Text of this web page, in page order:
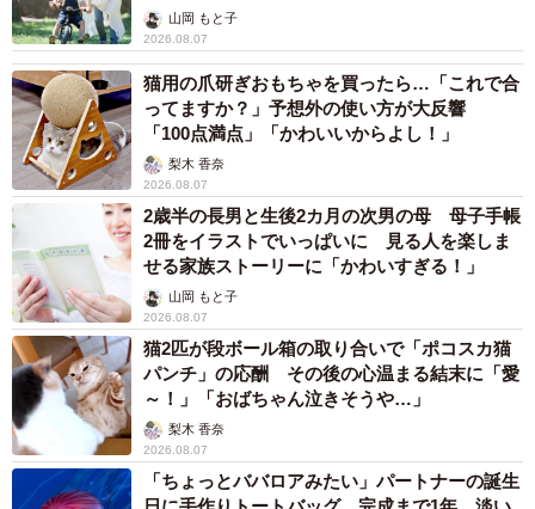
へんが…
山岡 もと子
2026.08.07
猫用の爪研ぎおもちゃを買ったら…「これで合
ってますか？」予想外の使い方が大反響
「100点満点」「かわいいからよし！」
梨木 香奈
2026.08.07
2歳半の長男と生後2カ月の次男の母 母子手帳
2冊をイラストでいっぱいに 見る人を楽しま
せる家族ストーリーに「かわいすぎる！」
山岡 もと子
2026.08.07
猫2匹が段ボール箱の取り合いで「ポコスカ猫
パンチ」の応酬 その後の心温まる結末に「愛
～！」「おばちゃん泣きそうや…」
梨木 香奈
2026.08.07
「ちょっとババロアみたい」パートナーの誕生